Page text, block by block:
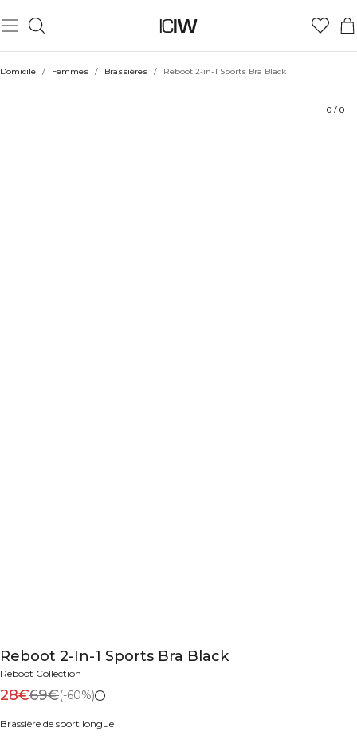
Domicile / Femmes / Brassières / Reboot 2-in-1 Sports Bra Black
0 / 0
Reboot 2-In-1 Sports Bra Black
Reboot Collection
28€69€(-60%)
Brassière de sport longue